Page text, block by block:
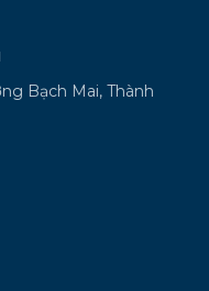
Bạch Mai, Thành